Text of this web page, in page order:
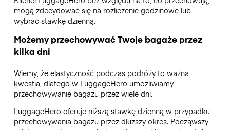
mogą zdecydować się na rozliczenie godzinowe lub
wybrać stawkę dzienną.
Możemy przechowywać Twoje bagaże przez
kilka dni
Wiemy, że elastyczność podczas podróży to ważna
kwestia, dlatego w LuggageHero umożliwiamy
przechowywanie bagażu przez wiele dni.
LuggageHero oferuje niższą stawkę dzienną w przypadku
przechowywania bagażu przez dłuższy okres. Począwszy